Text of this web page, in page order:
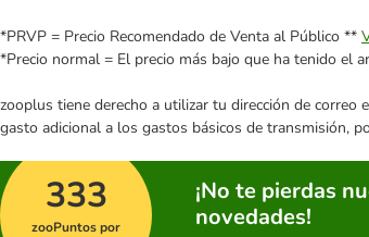
*PRVP = Precio Recomendado de Venta al Público **
*Precio normal = El precio más bajo que ha tenido el
zooplus tiene derecho a utilizar tu dirección de
gasto adicional a los gastos básicos de transmisión,
333
zooPuntos por
¡No te pierdas
novedades!